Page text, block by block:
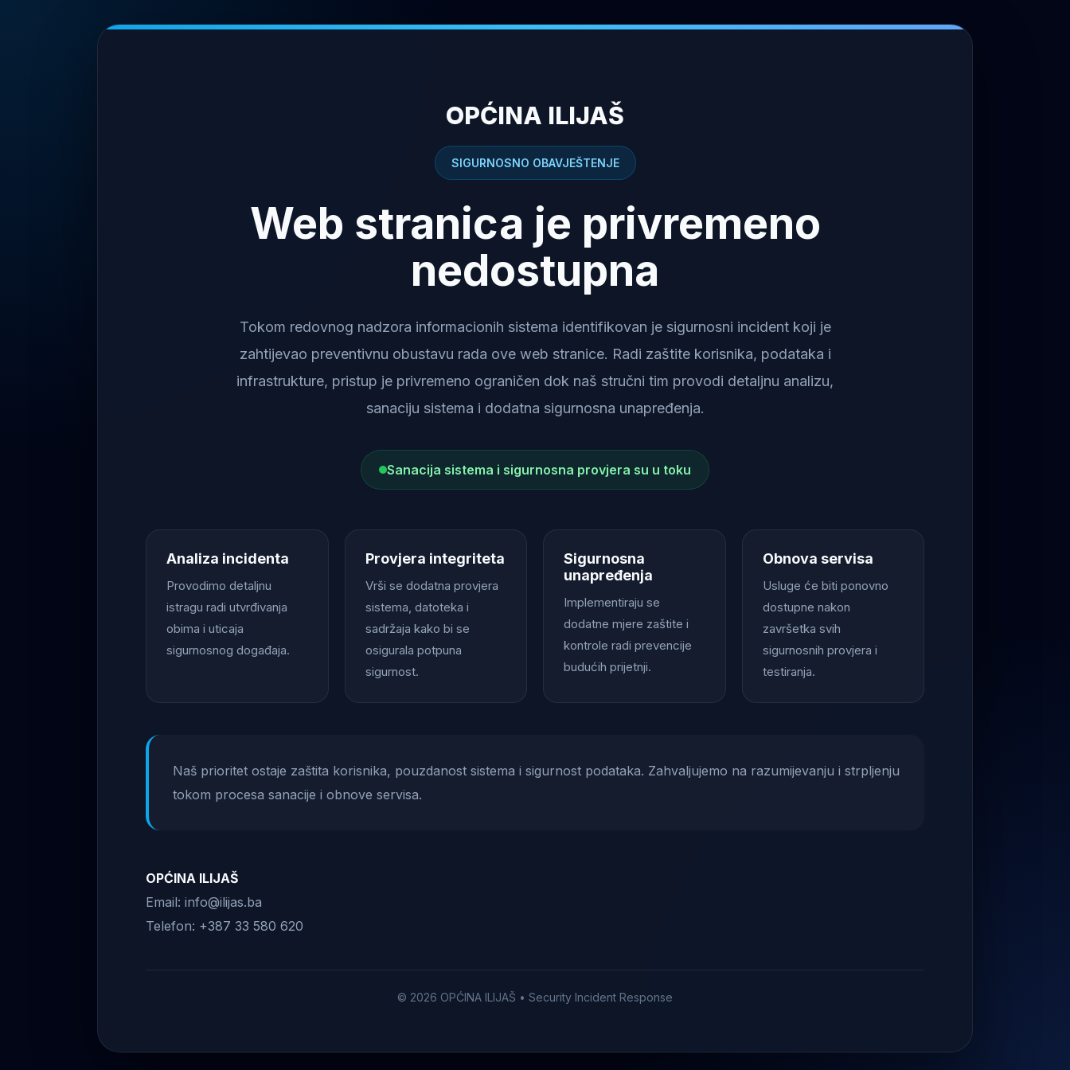
OPĆINA ILIJAŠ
SIGURNOSNO OBAVJEŠTENJE
Web stranica je privremeno
nedostupna
Tokom redovnog nadzora informacionih sistema identifikovan je sigurnosni incident koji je
zahtijevao preventivnu obustavu rada ove web stranice. Radi zaštite korisnika, podataka i
infrastrukture, pristup je privremeno ograničen dok naš stručni tim provodi detaljnu analizu,
sanaciju sistema i dodatna sigurnosna unapređenja.
Sanacija sistema i sigurnosna provjera su u toku
Analiza incidenta
Provodimo detaljnu
istragu radi utvrđivanja
obima i uticaja
sigurnosnog događaja.
Provjera integriteta
Vrši se dodatna provjera
sistema, datoteka i
sadržaja kako bi se
osigurala potpuna
sigurnost.
Sigurnosna
unapređenja
Implementiraju se
dodatne mjere zaštite i
kontrole radi prevencije
budućih prijetnji.
Obnova servisa
Usluge će biti ponovno
dostupne nakon
završetka svih
sigurnosnih provjera i
testiranja.
Naš prioritet ostaje zaštita korisnika, pouzdanost sistema i sigurnost podataka. Zahvaljujemo na razumijevanju i strpljenju
tokom procesa sanacije i obnove servisa.
OPĆINA ILIJAŠ
Email: info@ilijas.ba
Telefon: +387 33 580 620
© 2026 OPĆINA ILIJAŠ • Security Incident Response